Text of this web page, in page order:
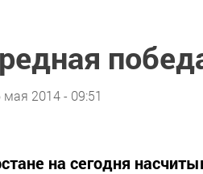
мая 2014 - 09:51
на сегодня